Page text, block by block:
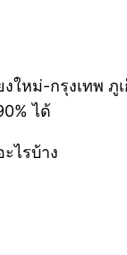
หม่-กรุงเทพ ภูเ
ได้
ไรบ้าง